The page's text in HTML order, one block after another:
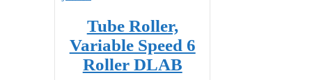
Tube Roller,
Variable Speed 6
Roller DLAB